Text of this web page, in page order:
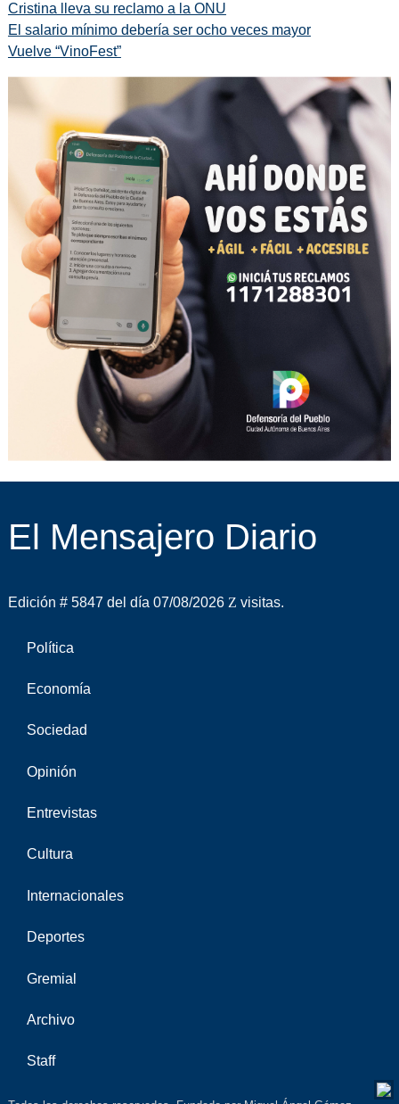
Cristina lleva su reclamo a la ONU
El salario mínimo debería ser ocho veces mayor
Vuelve “VinoFest”
El Mensajero Diario
Edición # 5847 del día 07/08/2026 visitas.
Política
Economía
Sociedad
Opinión
Entrevistas
Cultura
Internacionales
Deportes
Gremial
Archivo
Staff